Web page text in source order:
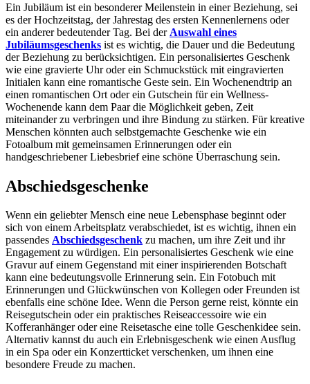
Ein Jubiläum ist ein besonderer Meilenstein in einer Beziehung, sei
es der Hochzeitstag, der Jahrestag des ersten Kennenlernens oder
ein anderer bedeutender Tag. Bei der Auswahl eines
Jubiläumsgeschenks ist es wichtig, die Dauer und die Bedeutung
der Beziehung zu berücksichtigen. Ein personalisiertes Geschenk
wie eine gravierte Uhr oder ein Schmuckstück mit eingravierten
Initialen kann eine romantische Geste sein. Ein Wochenendtrip an
einen romantischen Ort oder ein Gutschein für ein Wellness-
Wochenende kann dem Paar die Möglichkeit geben, Zeit
miteinander zu verbringen und ihre Bindung zu stärken. Für kreative
Menschen könnten auch selbstgemachte Geschenke wie ein
Fotoalbum mit gemeinsamen Erinnerungen oder ein
handgeschriebener Liebesbrief eine schöne Überraschung sein.
Abschiedsgeschenke
Wenn ein geliebter Mensch eine neue Lebensphase beginnt oder
sich von einem Arbeitsplatz verabschiedet, ist es wichtig, ihnen ein
passendes Abschiedsgeschenk zu machen, um ihre Zeit und ihr
Engagement zu würdigen. Ein personalisiertes Geschenk wie eine
Gravur auf einem Gegenstand mit einer inspirierenden Botschaft
kann eine bedeutungsvolle Erinnerung sein. Ein Fotobuch mit
Erinnerungen und Glückwünschen von Kollegen oder Freunden ist
ebenfalls eine schöne Idee. Wenn die Person gerne reist, könnte ein
Reisegutschein oder ein praktisches Reiseaccessoire wie ein
Kofferanhänger oder eine Reisetasche eine tolle Geschenkidee sein.
Alternativ kannst du auch ein Erlebnisgeschenk wie einen Ausflug
in ein Spa oder ein Konzertticket verschenken, um ihnen eine
besondere Freude zu machen.